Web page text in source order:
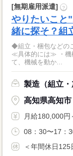
[無期雇用派遣] ?
やりたいこと
緒に探そ？組
◆組立・梱包などの
≪具体的には≫ ・機
て、機械を動か...
製造（組立・
高知県高知市
月給180,000円
08：30〜17：
＜年間休日